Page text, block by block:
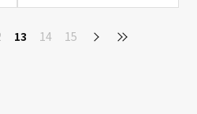
13 14 15